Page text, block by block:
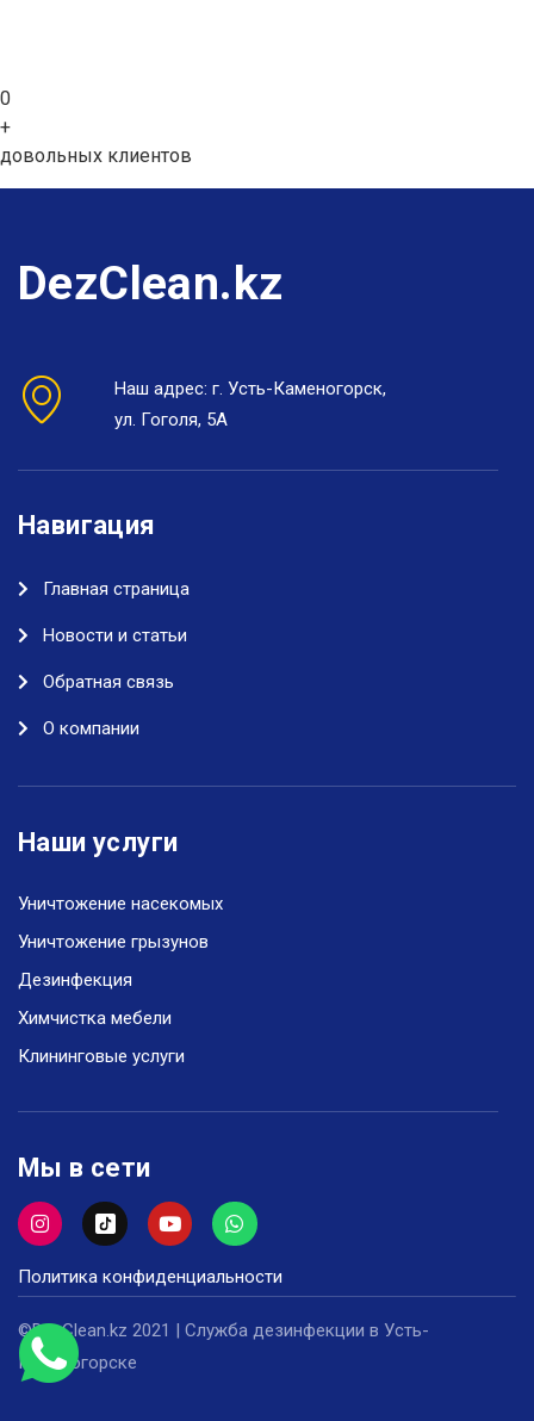
0
+
довольных клиентов
DezClean.kz
Наш адрес: г. Усть-Каменогорск,
ул. Гоголя, 5А
Навигация
Главная страница
Новости и статьи
Обратная связь
О компании
Наши услуги
Уничтожение насекомых
Уничтожение грызунов
Дезинфекция
Химчистка мебели
Клининговые услуги
Мы в сети
Политика конфиденциальности
©DezClean.kz 2021 | Служба дезинфекции в Усть-
Каменогорске